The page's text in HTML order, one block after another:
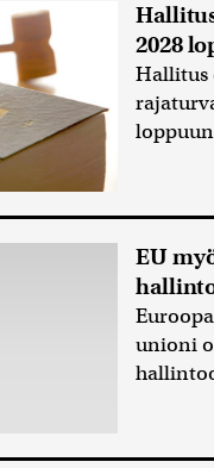
2028
Hallitus
EU
unioni